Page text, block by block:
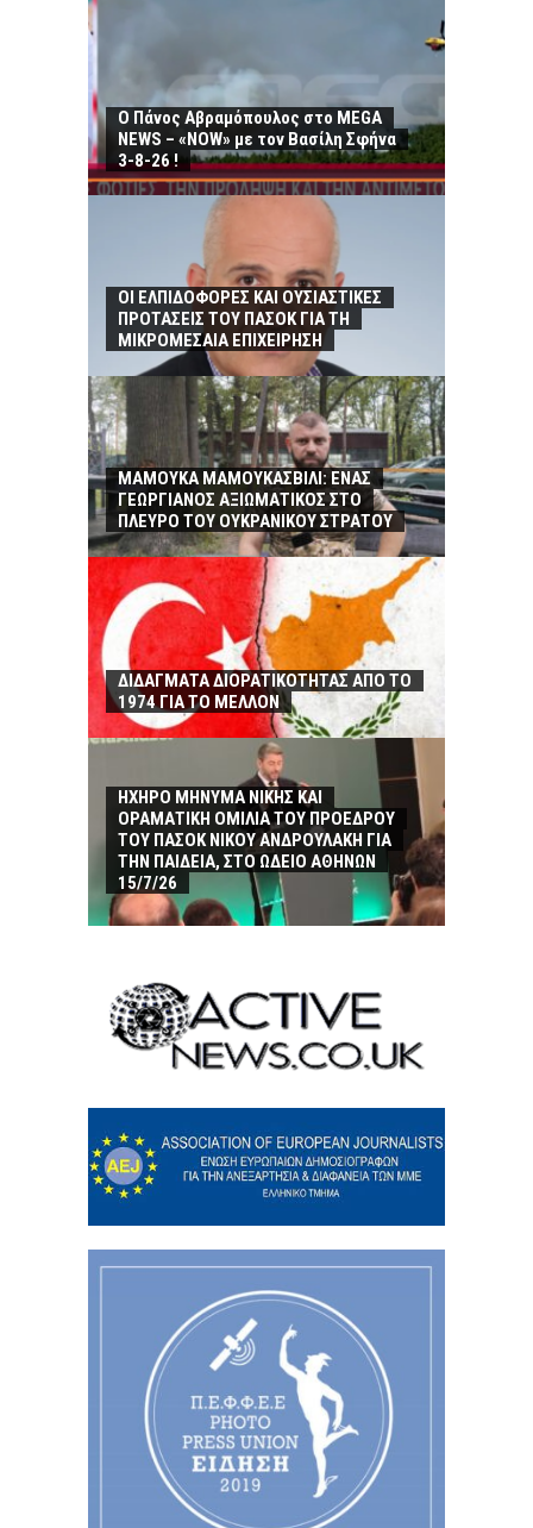
Ο Πάνος Αβραμόπουλος στο MEGA
NEWS – «NOW» με τον Βασίλη Σφήνα
3-8-26 !
ΟΙ ΕΛΠΙΔΟΦΟΡΕΣ ΚΑΙ ΟΥΣΙΑΣΤΙΚΕΣ
ΠΡΟΤΑΣΕΙΣ ΤΟΥ ΠΑΣΟΚ ΓΙΑ ΤΗ
ΜΙΚΡΟΜΕΣΑΙΑ ΕΠΙΧΕΙΡΗΣΗ
ΜΑΜΟΥΚΑ ΜΑΜΟΥΚΑΣΒΙΛΙ: ΕΝΑΣ
ΓΕΩΡΓΙΑΝΟΣ ΑΞΙΩΜΑΤΙΚΟΣ ΣΤΟ
ΠΛΕΥΡΟ ΤΟΥ ΟΥΚΡΑΝΙΚΟΥ ΣΤΡΑΤΟΥ
ΔΙΔΑΓΜΑΤΑ ΔΙΟΡΑΤΙΚΟΤΗΤΑΣ ΑΠΟ ΤΟ
1974 ΓΙΑ ΤΟ ΜΕΛΛΟΝ
ΗΧΗΡΟ ΜΗΝΥΜΑ ΝΙΚΗΣ ΚΑΙ
ΟΡΑΜΑΤΙΚΗ ΟΜΙΛΙΑ ΤΟΥ ΠΡΟΕΔΡΟΥ
ΤΟΥ ΠΑΣΟΚ ΝΙΚΟΥ ΑΝΔΡΟΥΛΑΚΗ ΓΙΑ
ΤΗΝ ΠΑΙΔΕΙΑ, ΣΤΟ ΩΔΕΙΟ ΑΘΗΝΩΝ
15/7/26